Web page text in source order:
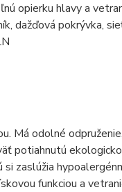
opierku hlavy a
dažďová pokrývka,
Má odolné
potiahnutú
zaslúžia
funkciou a